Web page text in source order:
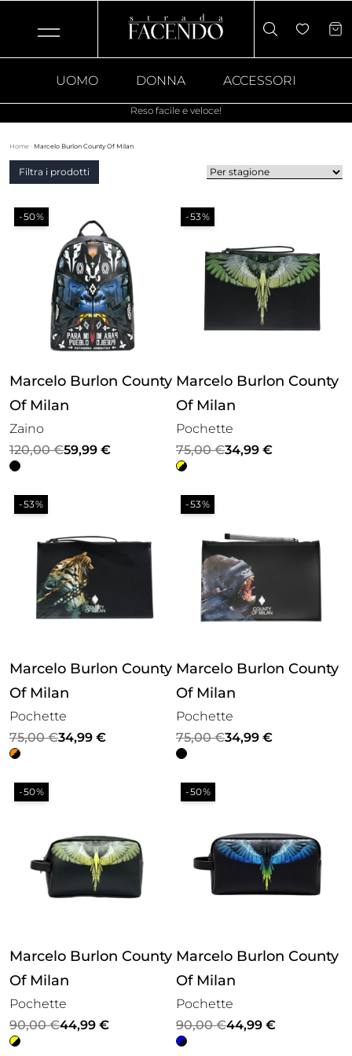
UOMO DONNA ACCESSORI
Reso facile e veloce!
Home · Marcelo Burlon County Of Milan
Filtra i prodotti
-50%
Marcelo Burlon County
Of Milan
Zaino
120,00€
Il
prezzo
originale
era:
120,00 €.
59,99 €
Il
prezzo
attuale
è:
59,99 €.
-53%
Marcelo Burlon County
Of Milan
Pochette
75,00€
Il
prezzo
originale
era:
34,99 €
Il
prezzo
attuale
è:
-53%
Marcelo Burlon County
Of Milan
Pochette
75,00€
Il
prezzo
originale
era:
34,99 €
Il
prezzo
attuale
è:
-53%
Marcelo Burlon County
Of Milan
Pochette
75,00€
Il
prezzo
originale
era:
34,99 €
Il
prezzo
attuale
è:
-50%
Marcelo Burlon County
Of Milan
Pochette
90,00€
Il
prezzo
44,99 €
Il
prezzo
-50%
Marcelo Burlon County
Of Milan
Pochette
90,00€
Il
prezzo
44,99 €
Il
prezzo